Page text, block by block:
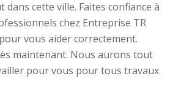
cette ville. Faites confiance à
chez Entreprise TR
vous aider correctement.
maintenant. Nous aurons tout
pour vous pour tous travaux